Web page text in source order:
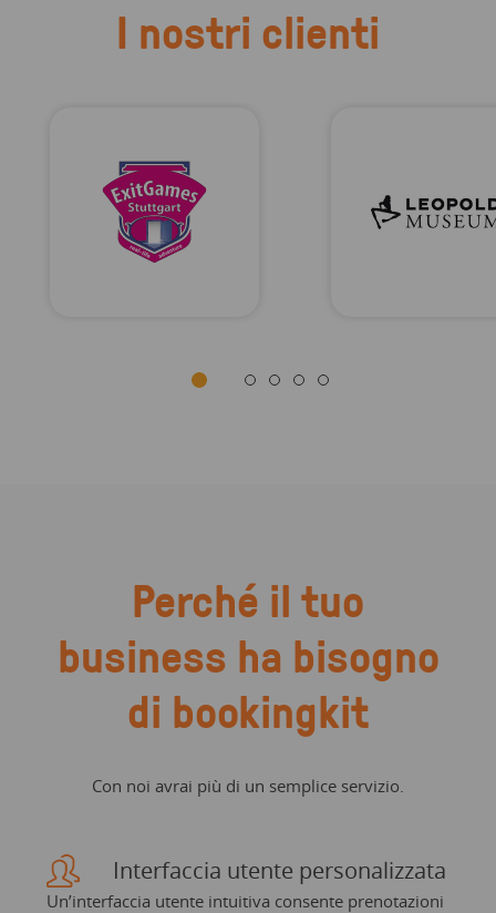
I nostri clienti
Perché il tuo
business ha bisogno
di bookingkit
Con noi avrai più di un semplice servizio.
Interfaccia utente personalizzata
Un’interfaccia utente intuitiva consente prenotazioni